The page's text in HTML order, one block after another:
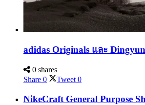
adidas Originals และ
0 shares
Share 0 Tweet 0
NikeCraft General Purpose